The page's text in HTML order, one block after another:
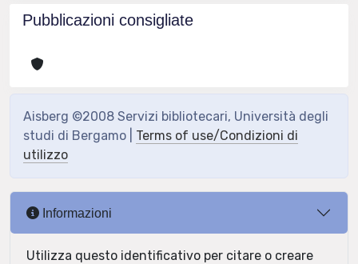
Pubblicazioni consigliate
Aisberg ©2008 Servizi bibliotecari, Università degli
studi di Bergamo | Terms of use/Condizioni di
utilizzo
Informazioni
Utilizza questo identificativo per citare o creare